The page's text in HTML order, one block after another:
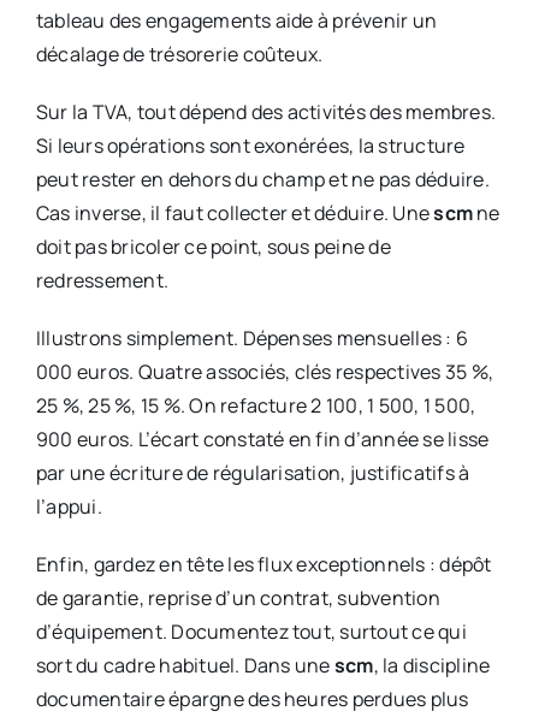
tableau des engagements aide à prévenir un
décalage de trésorerie coûteux.
Sur la TVA, tout dépend des activités des membres.
Si leurs opérations sont exonérées, la structure
peut rester en dehors du champ et ne pas déduire.
Cas inverse, il faut collecter et déduire. Unescmne
doit pas bricoler ce point, sous peine de
redressement.
Illustrons simplement. Dépenses mensuelles : 6
000 euros. Quatre associés, clés respectives 35 %,
25 %, 25 %, 15 %. On refacture 2 100, 1 500, 1 500,
900 euros. L’écart constaté en fin d’année se lisse
par une écriture de régularisation, justificatifs à
l’appui.
Enfin, gardez en tête les flux exceptionnels : dépôt
de garantie, reprise d’un contrat, subvention
d’équipement. Documentez tout, surtout ce qui
sort du cadre habituel. Dans unescm, la discipline
documentaire épargne des heures perdues plus